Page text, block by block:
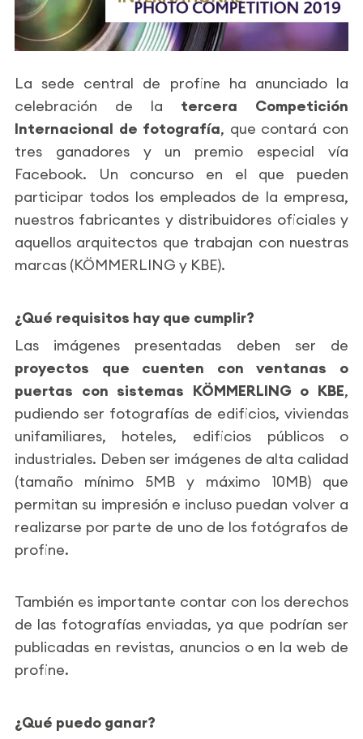
La sede central de profine ha anunciado la
celebración de la tercera Competición
Internacional de fotografía, que contará con
tres ganadores y un premio especial vía
Facebook. Un concurso en el que pueden
participar todos los empleados de la empresa,
nuestros fabricantes y distribuidores oficiales y
aquellos arquitectos que trabajan con nuestras
marcas (KÖMMERLING y KBE).
¿Qué requisitos hay que cumplir?
Las imágenes presentadas deben ser de
proyectos que cuenten con ventanas o
puertas con sistemas KÖMMERLING o KBE,
pudiendo ser fotografías de edificios, viviendas
unifamiliares, hoteles, edificios públicos o
industriales. Deben ser imágenes de alta calidad
(tamaño mínimo 5MB y máximo 10MB) que
permitan su impresión e incluso puedan volver a
realizarse por parte de uno de los fotógrafos de
profine.
También es importante contar con los derechos
de las fotografías enviadas, ya que podrían ser
publicadas en revistas, anuncios o en la web de
profine.
¿Qué puedo ganar?